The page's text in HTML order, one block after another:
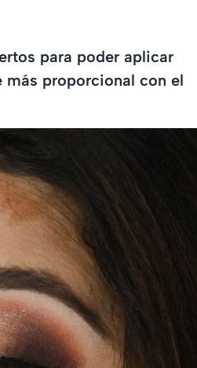
para poder aplicar
más proporcional con el